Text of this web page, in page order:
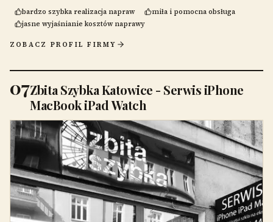
bardzo szybka realizacja napraw
miła i pomocna obsługa
jasne wyjaśnianie kosztów naprawy
ZOBACZ PROFIL FIRMY
07Zbita Szybka Katowice - Serwis iPhone
MacBook iPad Watch